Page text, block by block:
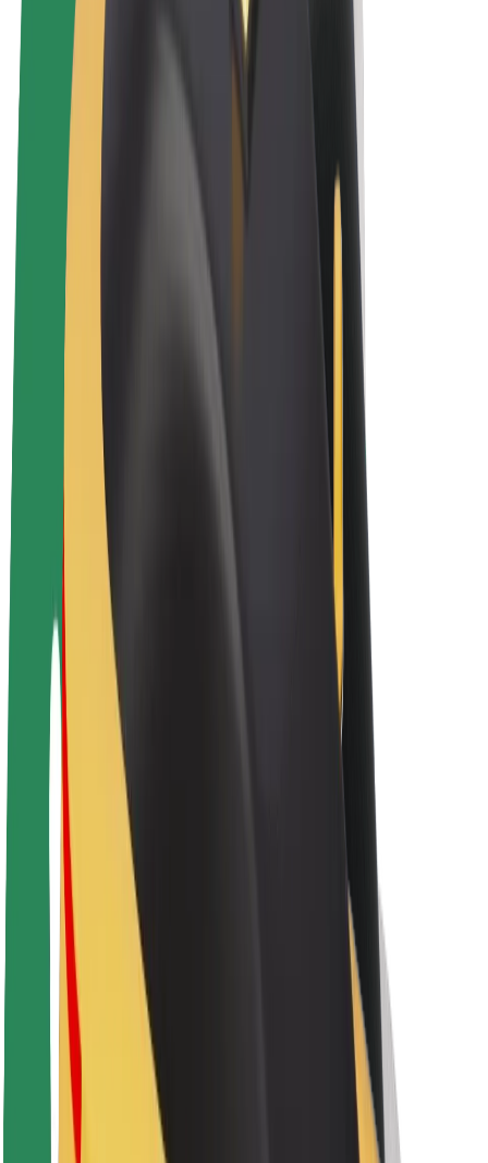
Patinetes
Bolt Drive
Colabora con Bolt
Repartidores
Ingresos de repartidor
Comercios de Bolt Food
Flotas
Franquicias
Empresa
Trabaja con nosotros
Acerca de Bolt
Sostenibilidad en Bolt
Project Zero
Blog
Sala de prensa
Directrices de la marca
Misión
Relación con inversores
Liderazgo
Fondo Urbano
Seguridad